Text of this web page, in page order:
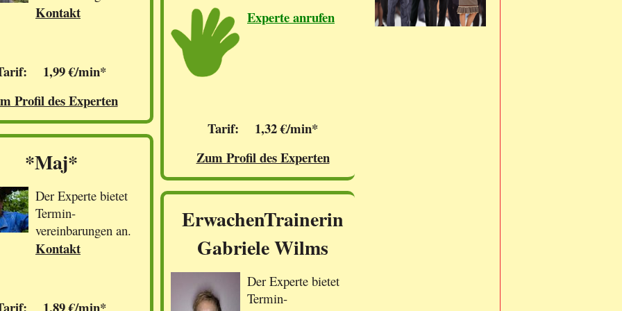
Kontakt
1,99 €/min*
Profil des Experten
*Maj*
Der Experte bietet
Termin-
vereinbarungen an.
Kontakt
1,89 €/min*
Experte anrufen
Tarif: 1,32 €/min*
Zum Profil des Experten
ErwachenTrainerin
Gabriele Wilms
Der Experte bietet
Termin-